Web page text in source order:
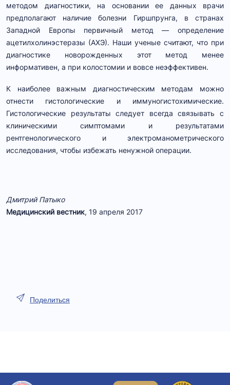
методом диагностики, на основании ее данных врачи
предполагают наличие болезни Гиршпрунга, в странах
Западной Европы первичный метод — определение
ацетилхолинэстеразы (АХЭ). Наши ученые считают, что при
диагностике новорожденных этот метод менее
информативен, а при колостомии и вовсе неэффективен.
К наиболее важным диагностическим методам можно
отнести гистологические и иммуногистохимические.
Гистологические результаты следует всегда связывать с
клиническими симптомами и результатами
рентгенологического и электроманометрического
исследования, чтобы избежать ненужной операции.
Дмитрий Патыко
Медицинский вестник, 19 апреля 2017
Поделиться